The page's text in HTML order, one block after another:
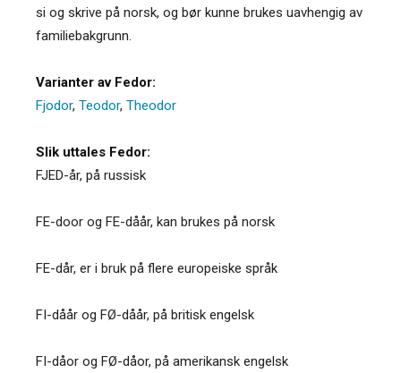
si og skrive på norsk, og bør kunne brukes uavhengig av
familiebakgrunn.
Varianter av Fedor:
Fjodor, Teodor, Theodor
Slik uttales Fedor:
FJED-år, på russisk
FE-door og FE-dåår, kan brukes på norsk
FE-dår, er i bruk på flere europeiske språk
FI-dåår og FØ-dåår, på britisk engelsk
FI-dåor og FØ-dåor, på amerikansk engelsk